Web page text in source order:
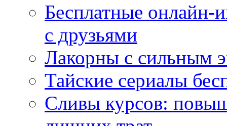
Бесплатные
с друзьями
Лакорны с сильным
Тайские сериалы
Сливы курсов: